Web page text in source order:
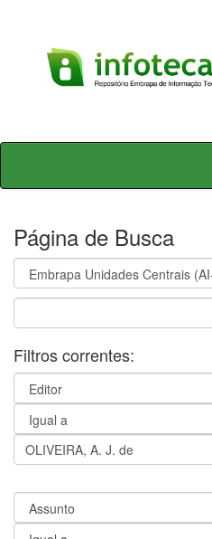
Skip
Página de Busca
Filtros correntes: